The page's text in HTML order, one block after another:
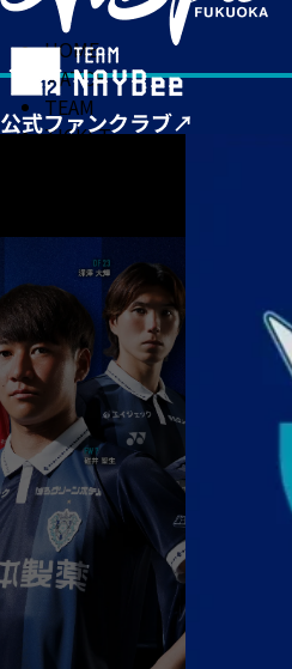
HOME
MATCH
TEAM
TICKET